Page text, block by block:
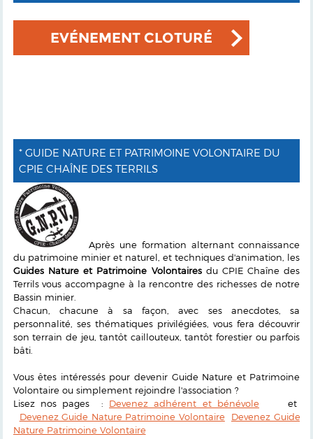
EVÉNEMENT CLOTURÉ
* GUIDE NATURE ET PATRIMOINE VOLONTAIRE DU
CPIE CHAÎNE DES TERRILS
Après une formation alternant connaissance
du patrimoine minier et naturel, et techniques d'animation, les
Guides Nature et Patrimoine Volontairesdu CPIE Chaîne des
Terrils vous accompagne à la rencontre des richesses de notre
Bassin minier.
Chacun, chacune à sa façon, avec ses anecdotes, sa
personnalité, ses thématiques privilégiées, vous fera découvrir
son terrain de jeu, tantôt caillouteux, tantôt forestier ou parfois
bâti.
Vous êtes intéressés pour devenir Guide Nature et Patrimoine
Volontaire ou simplement rejoindre l'association ?
Lisez nos pages : Devenez adhérent et bénévole et
Devenez Guide Nature Patrimoine Volontaire
Devenez Guide
Nature Patrimoine Volontaire